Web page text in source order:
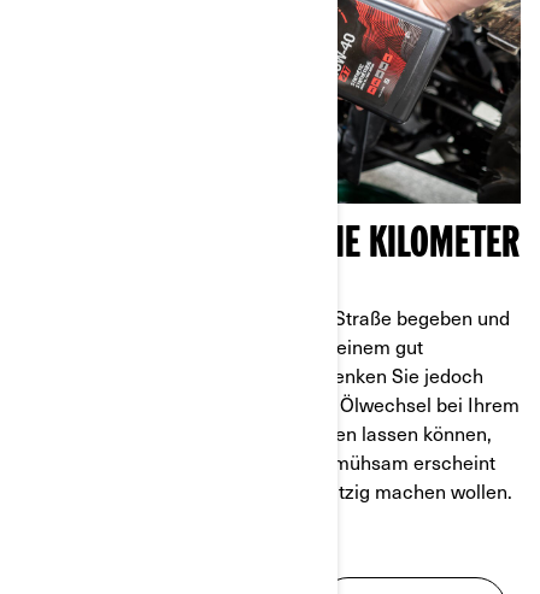
BEREIT FÜR SORGENFREIE KILOMETER
Jetzt können Sie sich wieder auf die Straße begeben und
Ihre Fahrsaison mit frischem Öl und einem gut
funktionierenden Motor beginnen. Denken Sie jedoch
daran, dass Sie auch jederzeit einen Ölwechsel bei Ihrem
nächstgelegenen Händler durchführen lassen können,
wenn Ihnen einer dieser Schritte zu mühsam erscheint
oder Sie sich nicht die Hände schmutzig machen wollen.